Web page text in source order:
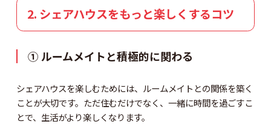
2. シェアハウスをもっと楽しくするコツ
① ルームメイトと積極的に関わる
シェアハウスを楽しむためには、ルームメイトとの関係を築く
ことが大切です。ただ住むだけでなく、一緒に時間を過ごすこ
とで、生活がより楽しくなります。